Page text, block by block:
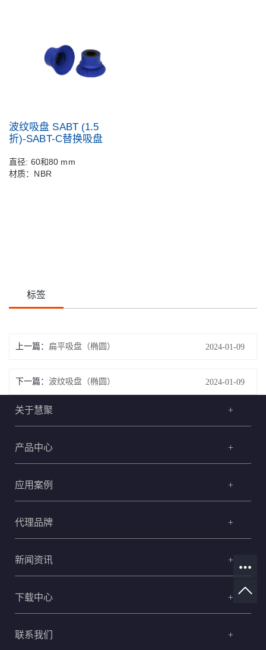
波纹吸盘 SABT (1.5
折)-SABT-C替换吸盘
直径: 60和80 mm
材质：NBR
标签
上一篇： 扁平吸盘（椭圆） 2024-01-09
下一篇： 波纹吸盘（椭圆） 2024-01-09
关于慧聚 +
产品中心 +
应用案例 +
代理品牌 +
新闻资讯 +
下载中心 +
联系我们 +